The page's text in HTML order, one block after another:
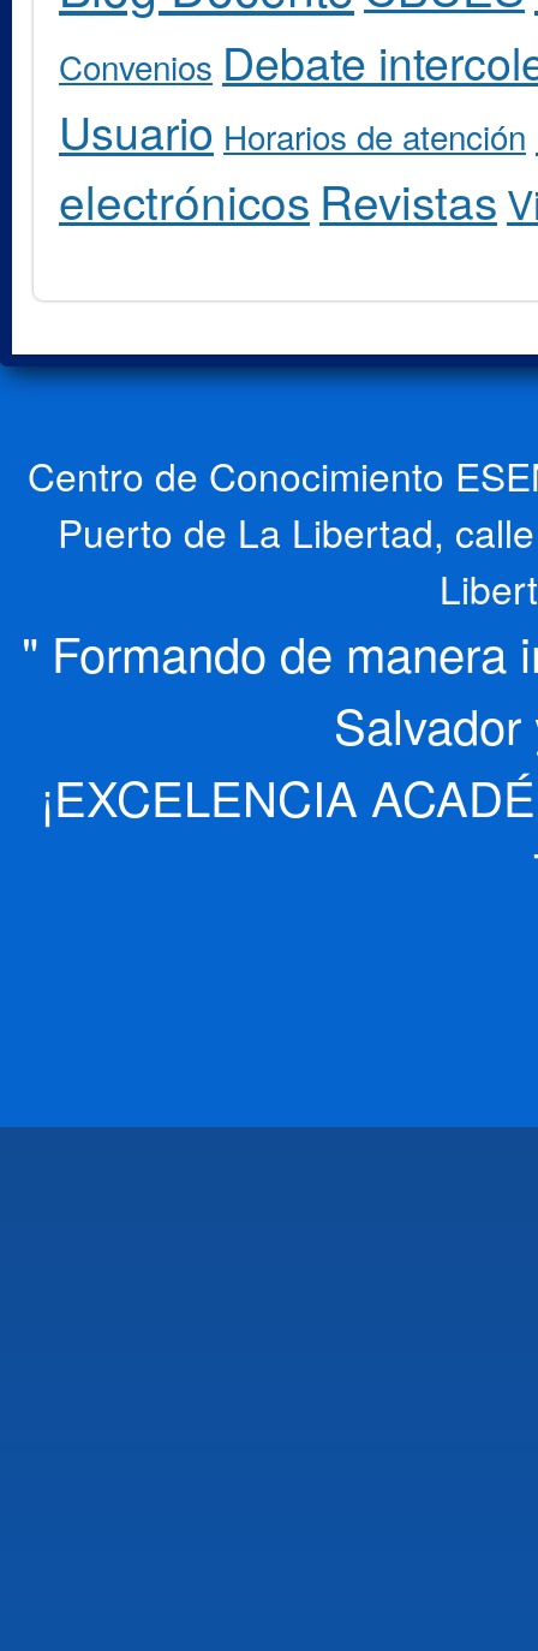
Convenios Debate
Usuario Horarios de atención
electrónicos Revistas
Centro de Conocimiento
Puerto de La Libertad,
" Formando de manera
¡EXCELENCIA